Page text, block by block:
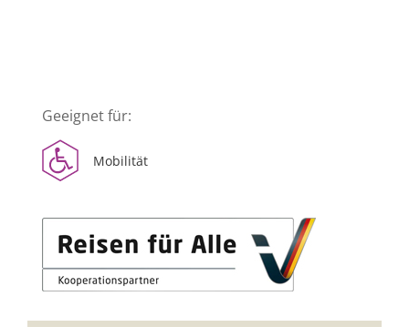
mehr erfahren
Geeignet für:
Mobilität